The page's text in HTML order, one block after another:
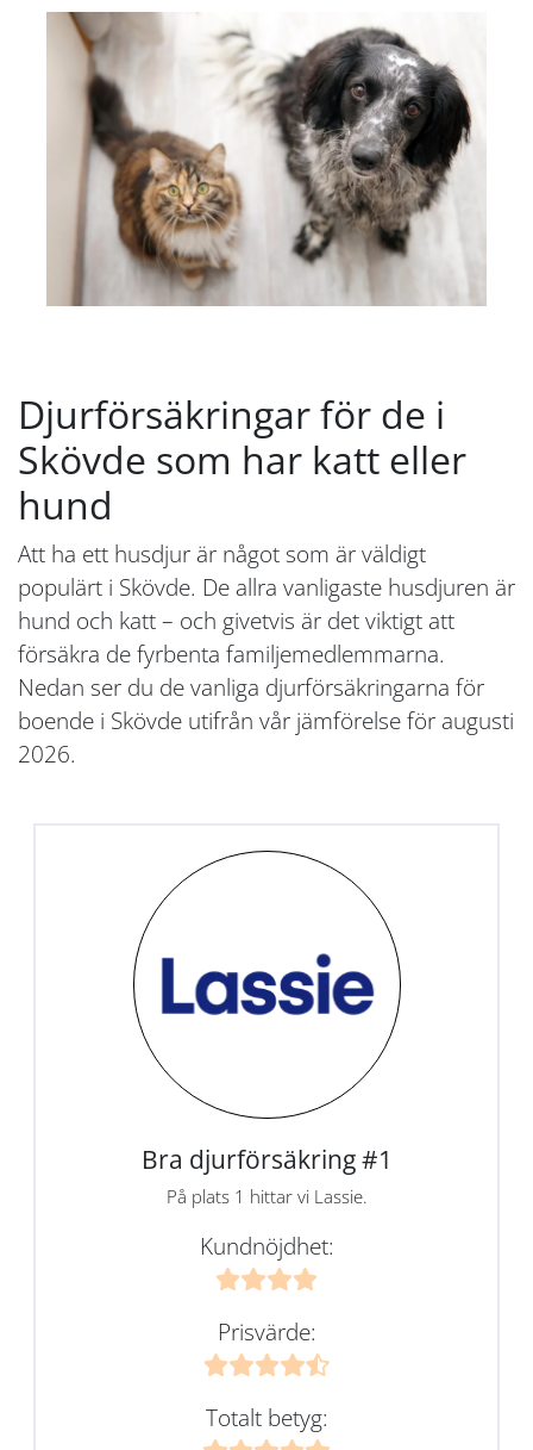
Djurförsäkringar för de i
Skövde som har katt eller
hund
Att ha ett husdjur är något som är väldigt
populärt i Skövde. De allra vanligaste husdjuren är
hund och katt – och givetvis är det viktigt att
försäkra de fyrbenta familjemedlemmarna.
Nedan ser du de vanliga djurförsäkringarna för
boende i Skövde utifrån vår jämförelse för augusti
2026.
Bra djurförsäkring #1
På plats 1 hittar vi Lassie.
Kundnöjdhet:
Prisvärde:
Totalt betyg: